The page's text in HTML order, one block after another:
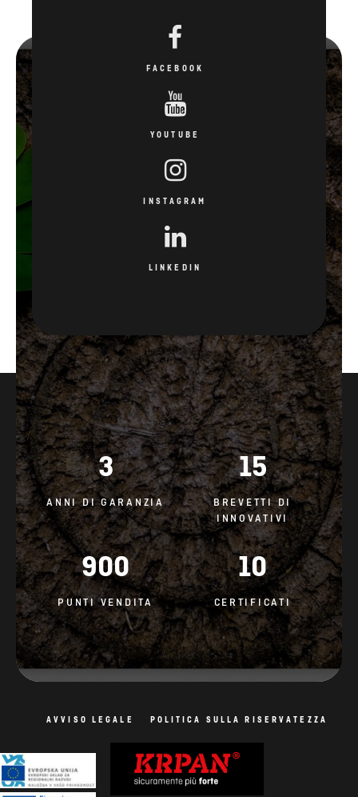
FACEBOOK
YOUTUBE
INSTAGRAM
LINKEDIN
3
ANNI DI GARANZIA
15
BREVETTI DI
INNOVATIVI
900
PUNTI VENDITA
10
CERTIFICATI
AVVISO LEGALE POLITICA SULLA RISERVATEZZA